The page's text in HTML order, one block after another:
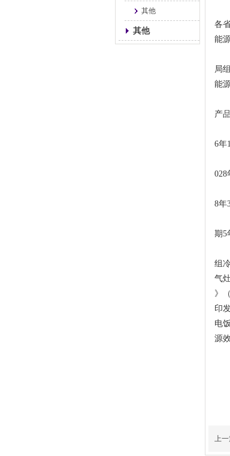
其他
其他
各
能
根
局
能
《
产
《
6年
《
028
《
8年
《
期5
国
组
气
》
印
电
源
上